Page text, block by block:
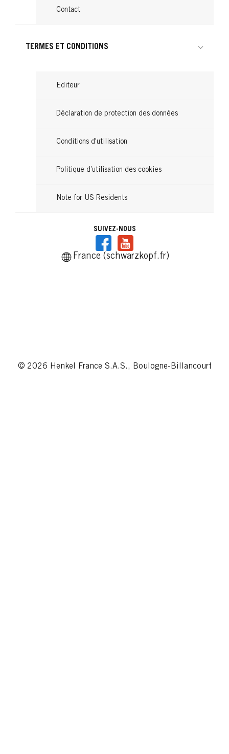
TAFT
Power Gel Titane 300ml
...
Contact
TERMES ET CONDITIONS
Editeur
Déclaration de protection des données
Conditions d'utilisation
Politique d’utilisation des cookies
Note for US Residents
SUIVEZ-NOUS
France (schwarzkopf.fr)
© 2026 Henkel France S.A.S., Boulogne-Billancourt